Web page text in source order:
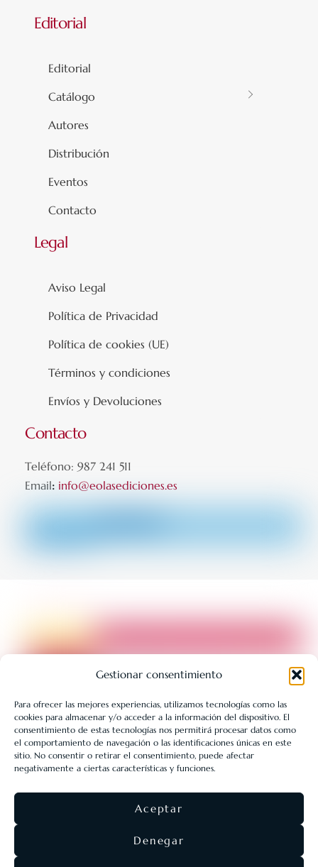
Gestionar consentimiento
Para ofrecer las mejores experiencias, utilizamos tecnologías como las
cookies para almacenar y/o acceder a la información del dispositivo. El
consentimiento de estas tecnologías nos permitirá procesar datos como
el comportamiento de navegación o las identificaciones únicas en este
sitio. No consentir o retirar el consentimiento, puede afectar
negativamente a ciertas características y funciones.
Aceptar
Denegar
Editorial
Editorial
Catálogo
Autores
Distribución
Eventos
Contacto
Legal
Aviso Legal
Política de Privacidad
Política de cookies (UE)
Términos y condiciones
Envíos y Devoluciones
Contacto
Teléfono: 987 241 511
Email: info@eolasediciones.es
LIBRERÍA UNIVERSITARIA LEÓN 1980 SLL ha sido beneficiaria
de Fondos Europeos, cuyo objetivo es la mejora de la
competitividad de las PYMES, y gracias al cual ha puesto en
marcha un Plan de Acción con el objetivo de reforzar la
digitalización y la competitividad de las pymes durante el año
2025. Para ello ha contado con el apoyo del Programa Pyme
Digital de la Cámara de Comercio de León.